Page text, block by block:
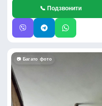
📞 Подзвонити
📷 Багато фото